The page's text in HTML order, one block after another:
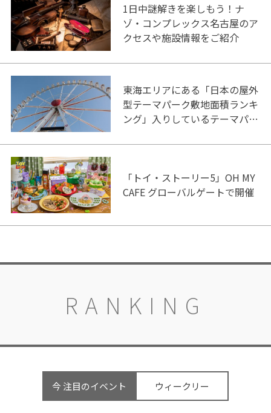
1日中謎解きを楽しもう！ナ
ゾ・コンプレックス名古屋のア
クセスや施設情報をご紹介
東海エリアにある「日本の屋外
型テーマパーク敷地面積ランキ
ング」入りしているテーマパー
「トイ・ストーリー5」OH MY
CAFE グローバルゲートで開催
RANKING
今 注目のイベント ウィークリー